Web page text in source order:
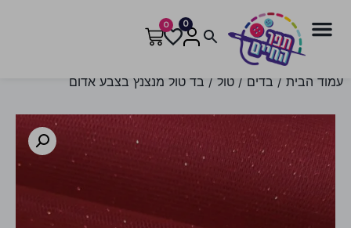
0
0
עמוד הבית / בדים / טול / בד טול מנצנץ בצבע אדום